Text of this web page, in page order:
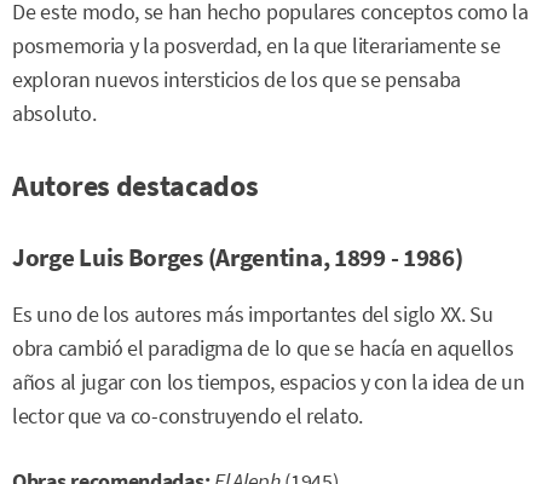
De este modo, se han hecho populares conceptos como la
posmemoria y la posverdad, en la que literariamente se
exploran nuevos intersticios de los que se pensaba
absoluto.
Autores destacados
Jorge Luis Borges (Argentina, 1899 - 1986)
Es uno de los autores más importantes del siglo XX. Su
obra cambió el paradigma de lo que se hacía en aquellos
años al jugar con los tiempos, espacios y con la idea de un
lector que va co-construyendo el relato.